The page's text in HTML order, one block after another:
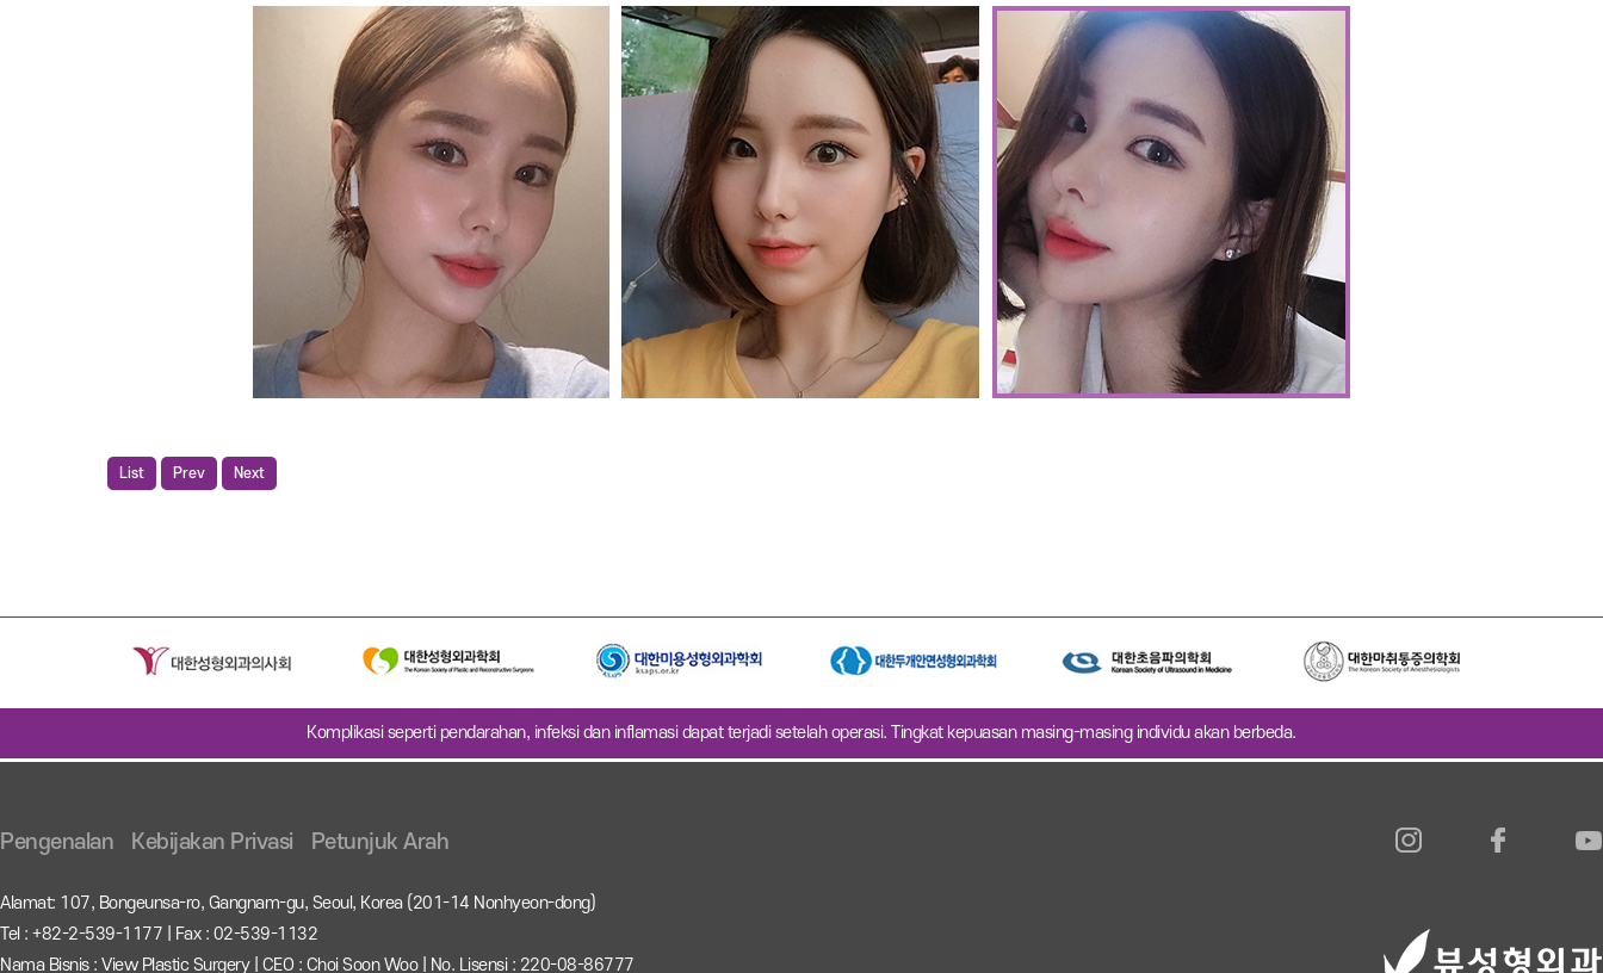
List Prev Next
Komplikasi seperti pendarahan, infeksi dan inflamasi dapat terjadi setelah operasi. Tingkat kepuasan masing-masing individu akan berbeda.
Pengenalan Kebijakan Privasi Petunjuk Arah
Alamat: 107, Bongeunsa-ro, Gangnam-gu, Seoul, Korea (201-14 Nonhyeon-dong)
Tel : +82-2-539-1177 | Fax : 02-539-1132
Nama Bisnis : View Plastic Surgery | CEO : Choi Soon Woo | No. Lisensi : 220-08-86777